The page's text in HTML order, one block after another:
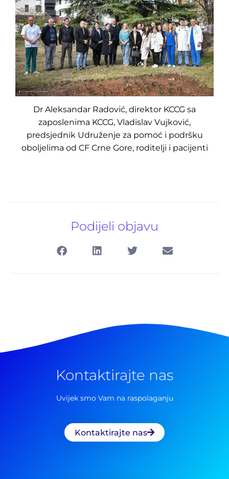
Dr Aleksandar Radović, direktor KCCG sa
zaposlenima KCCG, Vladislav Vujković,
predsjednik Udruženje za pomoć i podršku
oboljelima od CF Crne Gore, roditelji i pacijenti
Podijeli objavu
Kontaktirajte nas
Uvijek smo Vam na raspolaganju
Kontaktirajte nas